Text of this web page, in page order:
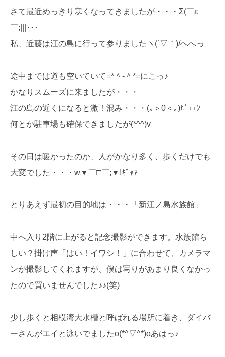
さて最近めっきり寒くなってきましたが・・・Σ(￣ε
￣;|||･･･
私、近藤は江の島に行って参りましたヽ(´▽｀)/へへっ
途中までは道も空いていて=*＾-＾*=にこっ♪
かなりスムーズに来ましたが・・・
江の島の近くになると激！混み・・・(｡＞0＜｡)ﾋﾞｪｪﾝ
何とか駐車場も確保できましたが(*^^)v
その日は暖かったのか、人がかなり多く、歩くだけでも
大変でした・・・w▼￣□￣;▼!ｷﾞｬｧｰ
とりあえず最初の目的地は・・・「新江ノ島水族館」
中へ入り2階に上がると記念撮影ができます。水族館ら
しい？掛け声「はい！イワシ！」に合わせて、カメラマ
ンが撮影してくれますが、僕は写りがあまり良くなかっ
たので買いませんでした♪♪(笑)
少し歩くと相模湾大水槽と呼ばれる場所に着き、ダイバ
ーさんがエイと泳いでましたo(*^▽^*)oあはっ♪